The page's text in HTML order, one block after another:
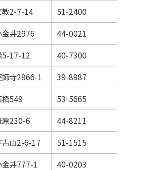
教2-7-14
51-2400
金井2976
44-0021
5-17-12
40-7300
師寺2866-1
39-8987
橋549
53-5665
原230-6
44-8211
古山2-6-17
51-1515
金井777-1
40-0203